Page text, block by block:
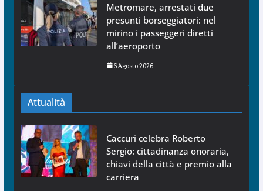
Metromare, arrestati due
presunti borseggiatori: nel
mirino i passeggeri diretti
all’aeroporto
6 Agosto 2026
Attualità
Caccuri celebra Roberto
Sergio: cittadinanza onoraria,
chiavi della città e premio alla
carriera